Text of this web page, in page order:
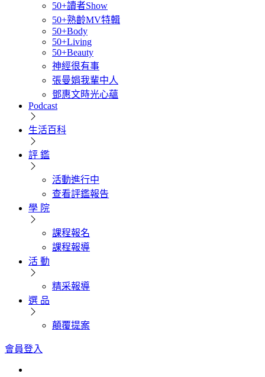
50+讀者Show
50+熟齡MV特輯
50+Body
50+Living
50+Beauty
神經很有事
張曼娟我輩中人
鄧惠文時光心蘊
Podcast
生活百科
評 鑑
活動進行中
查看評鑑報告
學 院
課程報名
課程報導
活 動
精采報導
選 品
顛覆提案
會員登入